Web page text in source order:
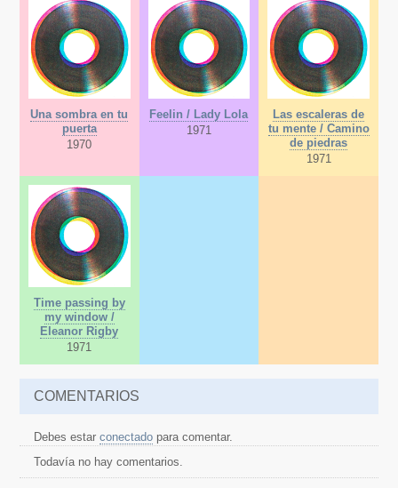
Una sombra en tu
puerta
1970
Feelin / Lady Lola
1971
Las escaleras de
tu mente / Camino
de piedras
1971
Time passing by
my window /
Eleanor Rigby
1971
COMENTARIOS
Debes estarconectado para comentar.
Todavía no hay comentarios.